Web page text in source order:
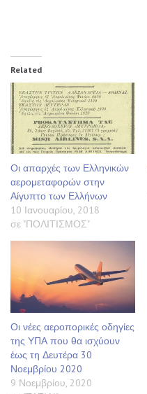
Related
Οι απαρχές των Ελληνικών
αερομεταφορών στην
Αίγυπτο των Ελλήνων
10 Ιανουαρίου, 2018
σε "ΠΟΛΙΤΙΣΜΟΣ"
Οι νέες αεροπορικές οδηγίες
της ΥΠΑ που θα ισχύουν
έως τη Δευτέρα 30
Νοεμβρίου 2020
9 Νοεμβρίου, 2020